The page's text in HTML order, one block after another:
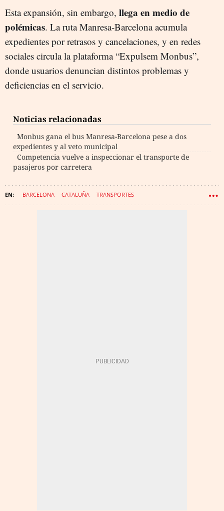
Esta expansión, sin embargo, llega en medio de
polémicas. La ruta Manresa-Barcelona acumula
expedientes por retrasos y cancelaciones, y en redes
sociales circula la plataforma “Expulsem Monbus”,
donde usuarios denuncian distintos problemas y
deficiencias en el servicio.
Noticias relacionadas
Monbus gana el bus Manresa-Barcelona pese a dos
expedientes y al veto municipal
Competencia vuelve a inspeccionar el transporte de
pasajeros por carretera
BARCELONA CATALUÑA TRANSPORTES